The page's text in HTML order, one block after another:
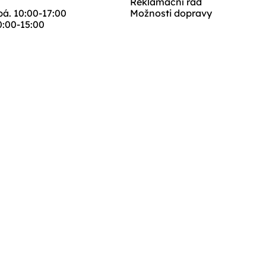
10:00-17:00
15:00
Možnosti dopravy